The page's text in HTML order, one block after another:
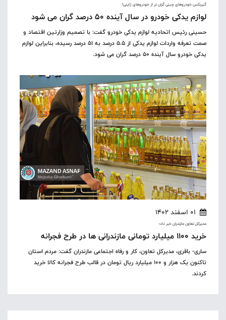
گیربکس خودروهای چینی گران تر از خودروهای ژاپنی!
لوازم یدکی خودرو در سال آینده ۵۰ درصد گران می شود
حسینی رئیس اتحادیه لوازم یدکی خودرو گفت: با تصمیم وزارتین اقتصاد و
صمت تعرفه واردات لوازم یدکی از ۵.۵ درصد به ۵۱ درصد رسیده، بنابراین لوازم
یدکی خودرو سال آینده ۵۰ درصد گران می شود.
01 اسفند 1402
مدیرکل تعاون مازندران خبر داد؛
خرید ۱۱۰۰ میلیارد تومانی مازندرانی ها در طرح فجرانه
ساری- باقری، مدیرکل تعاون، کار و رفاه اجتماعی مازندران گفت: مردم استان
تاکنون یک هزار و ۱۰۰ میلیارد ریال تومان در قالب طرح فجرانه کالا خرید
کردند.